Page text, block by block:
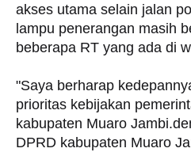
akses utama selain jalan
lampu penerangan masih
beberapa RT yang ada di
"Saya berharap
prioritas kebijakan
kabupaten Muaro
DPRD kabupaten Muaro